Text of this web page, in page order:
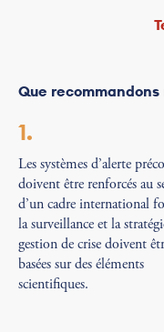
Que recommandons
1.
Les systèmes d’alerte
doivent être renforcés au
d’un cadre international
la surveillance et la
gestion de crise doivent
basées sur des éléments
scientifiques.